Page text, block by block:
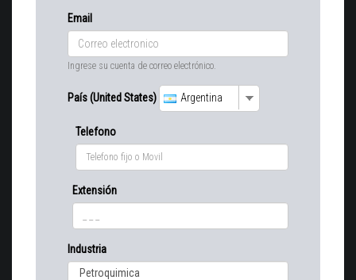
Email
Ingrese su cuenta de correo electrónico.
País (United States) Argentina
Telefono
Extensión
Industria